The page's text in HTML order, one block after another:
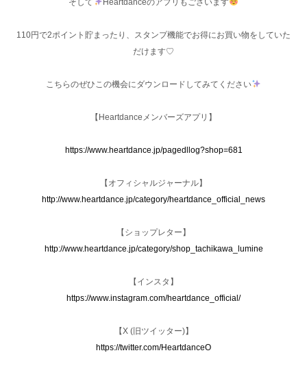
そして Heartdanceのアプリもございます
110円で2ポイント貯まったり、スタンプ機能でお得にお買い物をしていた
だけます♡
こちらのぜひこの機会にダウンロードしてみてください
【Heartdanceメンバーズアプリ】
https://www.heartdance.jp/pagedllog?shop=681
【オフィシャルジャーナル】
http://www.heartdance.jp/category/heartdance_official_news
【ショップレター】
http://www.heartdance.jp/category/shop_tachikawa_lumine
【インスタ】
https://www.instagram.com/heartdance_official/
【X (旧ツイッター)】
https://twitter.com/HeartdanceO